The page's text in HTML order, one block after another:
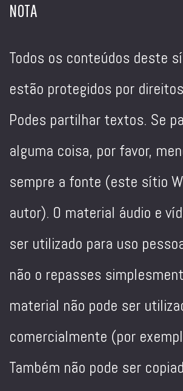
NOTA
Todos os conteúdos deste
estão protegidos por
Podes partilhar textos. Se
alguma coisa, por favor,
sempre a fonte (este sítio
autor). O material áudio e
ser utilizado para uso
não o repasses
material não pode ser
comercialmente (por
Também não pode ser